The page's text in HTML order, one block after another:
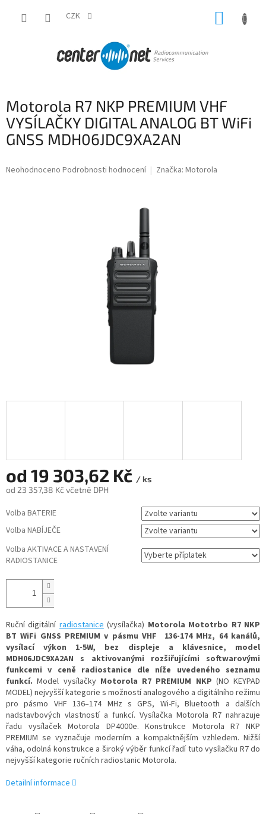
CZK
Motorola R7 NKP PREMIUM VHF
VYSÍLAČKY DIGITAL ANALOG BT WiFi
GNSS MDH06JDC9XA2AN
Průměrné
Neohodnoceno Podrobnosti hodnocení Značka: Motorola
od 19 303,62 Kč / ks
od 23 357,38 Kč včetně DPH
cena:
Volba BATERIE
Volba NABÍJEČE
Volba AKTIVACE A NASTAVENÍ
RADIOSTANICE
Ruční digitálníradiostanice(vysílačka) Motorola Mototrbo R7 NKP
BT WiFi GNSS PREMIUM v pásmu VHF 136-174 MHz, 64 kanálů,
vysílací výkon 1-5W, bez displeje a klávesnice, model
MDH06JDC9XA2AN s aktivovanými rozšiřujícími softwarovými
funkcemi v ceně radiostanice dle níže uvedeného seznamu
funkcí.Model vysílačky Motorola R7 PREMIUM NKP (NO KEYPAD
MODEL) nejvyšší kategorie s možností analogového a digitálního režimu
pro pásmo VHF 136–174 MHz s GPS, Wi-Fi, Bluetooth a dalších
nadstavbových vlastností a funkcí. Vysílačka Motorola R7 nahrazuje
řadu vysílaček Motorola DP4000e. Konstrukce Motorola R7 NKP
PREMIUM se vyznačuje moderním a kompaktnějším vzhledem. Nižší
váha, odolná konstrukce a široký výběr funkcí řadí tuto vysílačku R7 do
nejvyšší kategorie ručních radiostanic Motorola.
Detailní informace